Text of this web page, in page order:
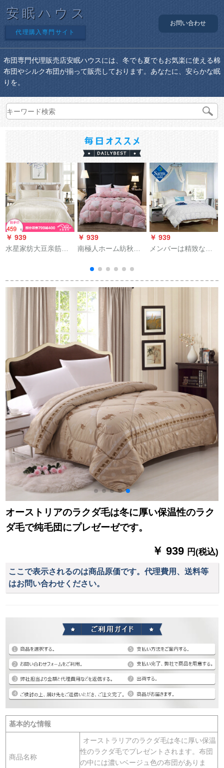
安眠ハウス
代理購入専門サイト
お問い合わせ
布団専門代理販売店安眠ハウスには、冬でも夏でもお気楽に使える棉
布団やシルク布団が揃って販売しております。あなたに、安らかな眠
りを。
￥ 939
水星家纺大豆亲筋冬
筋冬
￥ 939
南極人ホーム紡秋冬
を磨いて厚い保温固
形の貴族羽毛布団2.5
kg-8斤の桃粉150*200
重の2.5 kgです。
￥ 939
メンバーは精致なフ
ルベト200*230 CMに
オーストリアのラクダ毛は冬に厚い保温性のラク
ダ毛で纯毛団にプレゼーゼです。
￥ 939 円(税込)
ここで表示されるのは商品原価です。代理費用、送料等
はお問い合わせください。
基本的な情報
商品名称
オーストラリアのラクダ毛は冬に厚い保温
性のラクダ毛でプレゼントされます。布団
の中には濃いベージュ色の布団がありま